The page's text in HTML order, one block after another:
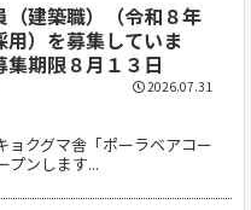
（建築職）（令和８年
用）を募集していま
集期限８月１３日
ョクグマ舎「ポーラベアコー
プンします...
2026.07.31